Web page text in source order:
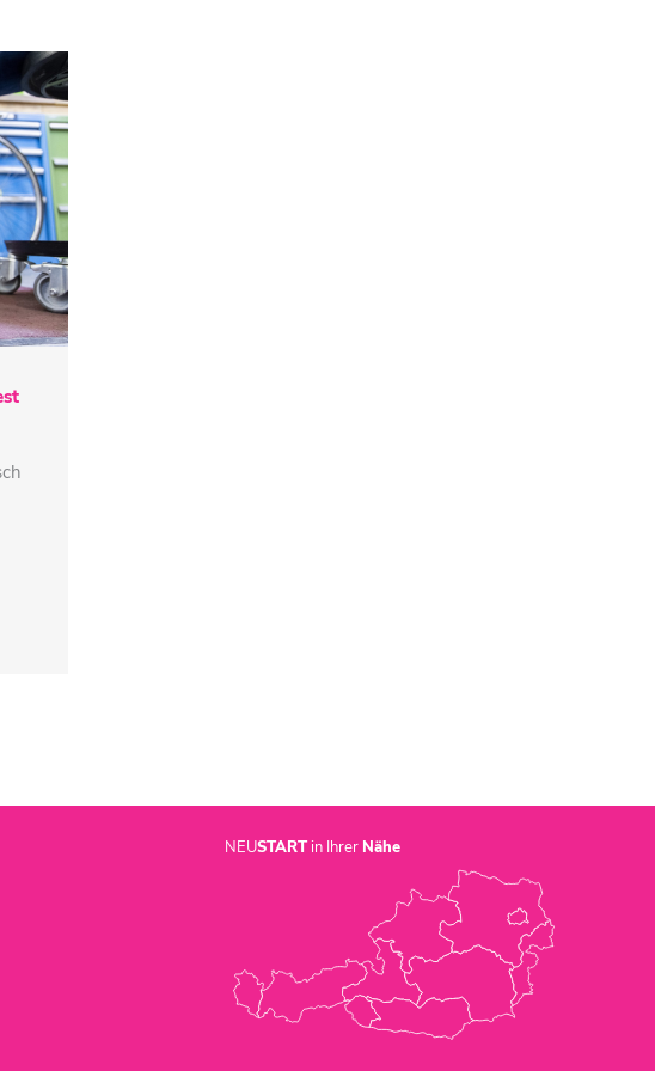
NEUSTARTin Ihrer Nähe